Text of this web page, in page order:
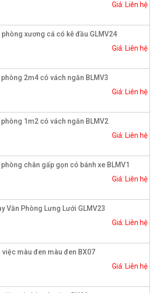
Giá: Liên hệ
phòng xương cá có kê đầu GLMV24
Giá: Liên hệ
phòng 2m4 có vách ngăn BLMV3
Giá: Liên hệ
phòng 1m2 có vách ngăn BLMV2
Giá: Liên hệ
phòng chân gấp gọn có bánh xe BLMV1
Giá: Liên hệ
Văn Phòng Lưng Lưới GLMV23
Giá: Liên hệ
việc màu đen màu đen BX07
Giá: Liên hệ